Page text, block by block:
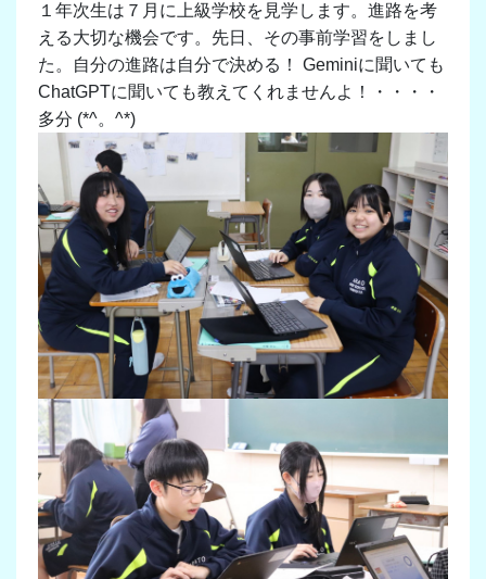
１年次生は７月に上級学校を見学します。進路を考
える大切な機会です。先日、その事前学習をしまし
た。自分の進路は自分で決める！ Geminiに聞いても
ChatGPTに聞いても教えてくれませんよ！・・・・
多分 (*^。^*)